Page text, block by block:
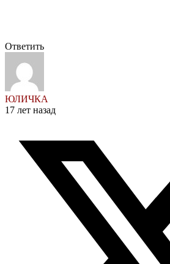
Ответить
ЮЛИЧКА
17 лет назад